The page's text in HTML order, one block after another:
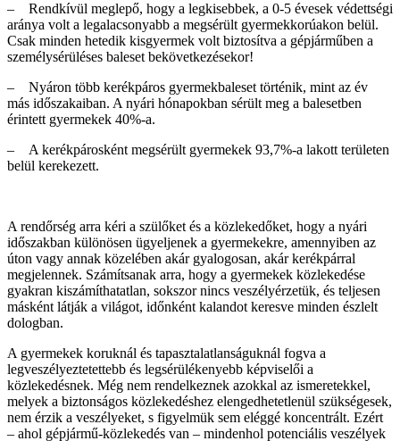
– Rendkívül meglepő, hogy a legkisebbek, a 0-5 évesek védettségi
aránya volt a legalacsonyabb a megsérült gyermekkorúakon belül.
Csak minden hetedik kisgyermek volt biztosítva a gépjárműben a
személysérüléses baleset bekövetkezésekor!
– Nyáron több kerékpáros gyermekbaleset történik, mint az év
más időszakaiban. A nyári hónapokban sérült meg a balesetben
érintett gyermekek 40%-a.
– A kerékpárosként megsérült gyermekek 93,7%-a lakott területen
belül kerekezett.
A rendőrség arra kéri a szülőket és a közlekedőket, hogy a nyári
időszakban különösen ügyeljenek a gyermekekre, amennyiben az
úton vagy annak közelében akár gyalogosan, akár kerékpárral
megjelennek. Számítsanak arra, hogy a gyermekek közlekedése
gyakran kiszámíthatatlan, sokszor nincs veszélyérzetük, és teljesen
másként látják a világot, időnként kalandot keresve minden észlelt
dologban.
A gyermekek koruknál és tapasztalatlanságuknál fogva a
legveszélyeztetettebb és legsérülékenyebb képviselői a
közlekedésnek. Még nem rendelkeznek azokkal az ismeretekkel,
melyek a biztonságos közlekedéshez elengedhetetlenül szükségesek,
nem érzik a veszélyeket, s figyelmük sem eléggé koncentrált. Ezért
– ahol gépjármű-közlekedés van – mindenhol potenciális veszélyek